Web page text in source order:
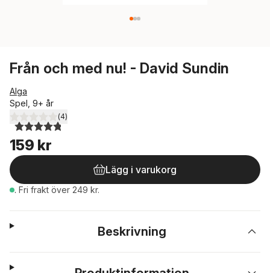
Från och med nu! - David Sundin
Alga
Spel, 9+ år
4,8utav 5 stjärnor. Totalt antal röster:
(4)
159 kr
Lägg i varukorg
. Fri frakt över 249 kr.
Beskrivning